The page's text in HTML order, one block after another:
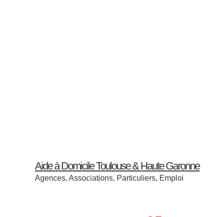
Aide à Domicile Toulouse & Haute Garonne
Agences, Associations, Particuliers, Emploi